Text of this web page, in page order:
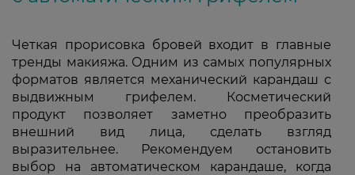
Четкая прорисовка бровей входит в главные
тренды макияжа. Одним из самых популярных
форматов является механический карандаш с
выдвижным грифелем. Косметический
продукт позволяет заметно преобразить
внешний вид лица, сделать взгляд
выразительнее. Рекомендуем остановить
выбор на автоматическом карандаше, когда